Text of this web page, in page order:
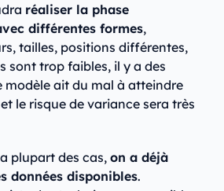
réaliser la phase
différentes formes,
tailles, positions différentes,
sont trop faibles, il y a des
modèle ait du mal à atteindre
le risque de variance sera très
plupart des cas, on a déjà
données disponibles.